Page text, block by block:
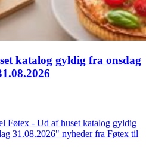
katalog gyldig fra onsdag
Føtex - Ud af huset katalog gyldig
31.08.2026" nyheder fra Føtex til